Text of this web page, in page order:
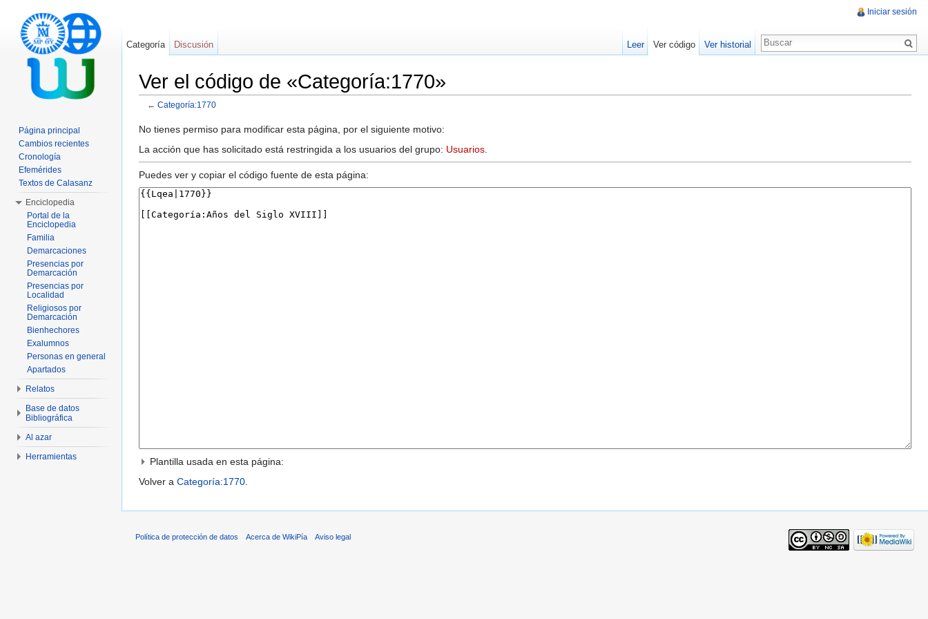
Ver el código de «Categoría:1770»
← Categoría:1770
No tienes permiso para modificar esta página, por el siguiente motivo:
La acción que has solicitado está restringida a los usuarios del grupo: Usuarios
Puedes ver y copiar el código fuente de esta página:
Plantilla usada en esta página:
Volver a Categoría:1770.
Iniciar sesión
Categoría Discusión Leer Ver código Ver historial
Página principal
Cambios recientes
Cronología
Efemérides
Textos de Calasanz
Enciclopedia
Portal de la
Enciclopedia
Familia
Demarcaciones
Presencias por
Demarcación
Presencias por
Localidad
Religiosos por
Demarcación
Bienhechores
Exalumnos
Personas en general
Apartados
Relatos
Base de datos
Bibliográfica
Al azar
Herramientas
Política de protección de datos Acerca de WikiPía Aviso legal